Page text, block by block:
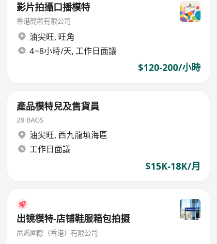
影片拍攝口播模特
香港簡奢有限公司
油尖旺, 旺角
4~8小時/天, 工作日面議
$120-200/小時
產品模特兒及售貨員
28 BAGS
油尖旺, 西九龍填海區
工作日面議
$15K-18K/月
出镜模特-店铺鞋服箱包拍摄
尼悉國際（香港）有限公司